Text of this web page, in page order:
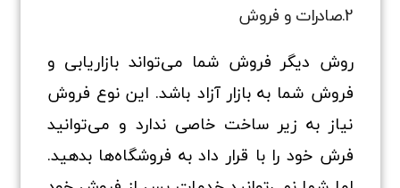
2.صادرات و فروش
روش دیگر فروش شما می‌تواند بازاریابی و
فروش شما به بازار آزاد باشد. این نوع فروش
نیاز به زیر ساخت خاصی ندارد و می‌توانید
فرش خود را با قرار داد به فروشگاه‌ها بدهید.